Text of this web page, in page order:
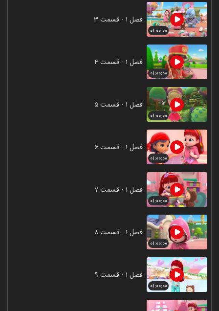
۰۱:۰۰:۰۰
فصل ۱ - قسمت ۳
۰۱:۰۰:۰۰
فصل ۱ - قسمت ۴
۰۱:۰۰:۰۰
فصل ۱ - قسمت ۵
۰۱:۰۰:۰۰
فصل ۱ - قسمت ۶
۰۱:۰۰:۰۰
فصل ۱ - قسمت ۷
۰۱:۰۰:۰۰
فصل ۱ - قسمت ۸
۰۱:۰۰:۰۰
فصل ۱ - قسمت ۹